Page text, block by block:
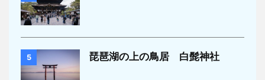
5 琵琶湖の上の鳥居 白髭神社